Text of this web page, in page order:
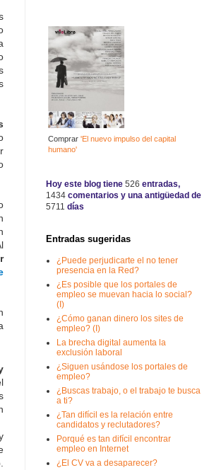
Comprar 'El nuevo impulso del capital
humano'
Hoy este blog tiene 526 entradas,
1434 comentarios y una antigüedad de
5711 días
Entradas sugeridas
¿Puede perjudicarte el no tener
presencia en la Red?
¿Es posible que los portales de
empleo se muevan hacia lo social?
(I)
¿Cómo ganan dinero los sites de
empleo? (I)
La brecha digital aumenta la
exclusión laboral
¿Siguen usándose los portales de
empleo?
¿Buscas trabajo, o el trabajo te busca
a ti?
¿Tan difícil es la relación entre
candidatos y reclutadores?
Porqué es tan difícil encontrar
empleo en Internet
¿El CV va a desaparecer?